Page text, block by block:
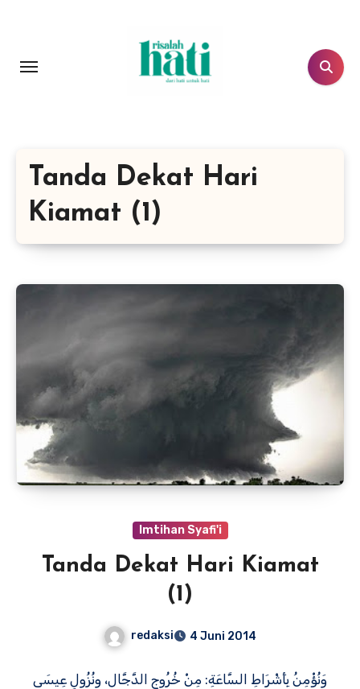
Tanda Dekat Hari
Kiamat (1)
Imtihan Syafi'i
Tanda Dekat Hari Kiamat
(1)
redaksi 4 Juni 2014
وَنُؤْمِنُ بِأَشْرَاطِ السَّاعَةِ: مِنْ خُرُوجِ الدَّجَّال، ونُزُولِ عِيسَى